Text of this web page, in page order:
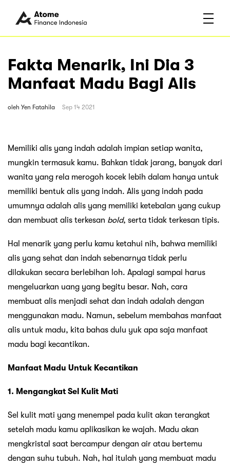
Fakta Menarik, Ini Dia 3
Manfaat Madu Bagi Alis
oleh Yen Fatahila Sep 14 2021
Memiliki alis yang indah adalah impian setiap wanita,
mungkin termasuk kamu. Bahkan tidak jarang, banyak dari
wanita yang rela merogoh kocek lebih dalam hanya untuk
memiliki bentuk alis yang indah. Alis yang indah pada
umumnya adalah alis yang memiliki ketebalan yang cukup
dan membuat alis terkesan bold, serta tidak terkesan tipis.
Hal menarik yang perlu kamu ketahui nih, bahwa memiliki
alis yang sehat dan indah sebenarnya tidak perlu
dilakukan secara berlebihan loh. Apalagi sampai harus
mengeluarkan uang yang begitu besar. Nah, cara
membuat alis menjadi sehat dan indah adalah dengan
menggunakan madu. Namun, sebelum membahas manfaat
alis untuk madu, kita bahas dulu yuk apa saja manfaat
madu bagi kecantikan.
Manfaat Madu Untuk Kecantikan
1. Mengangkat Sel Kulit Mati
Sel kulit mati yang menempel pada kulit akan terangkat
setelah madu kamu aplikasikan ke wajah. Madu akan
mengkristal saat bercampur dengan air atau bertemu
dengan suhu tubuh. Nah, hal itulah yang membuat madu